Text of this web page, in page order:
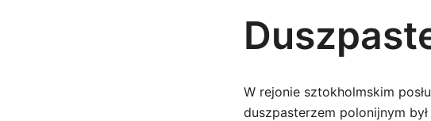
W rejonie sztokholmskim
duszpasterzem polonijnym